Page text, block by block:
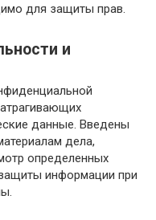
для защиты прав.
и
данные. Введены
дела,
определенных
информации при